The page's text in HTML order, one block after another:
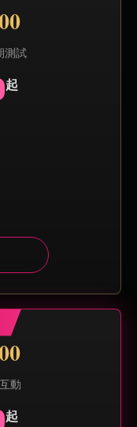
測試
起
動
起